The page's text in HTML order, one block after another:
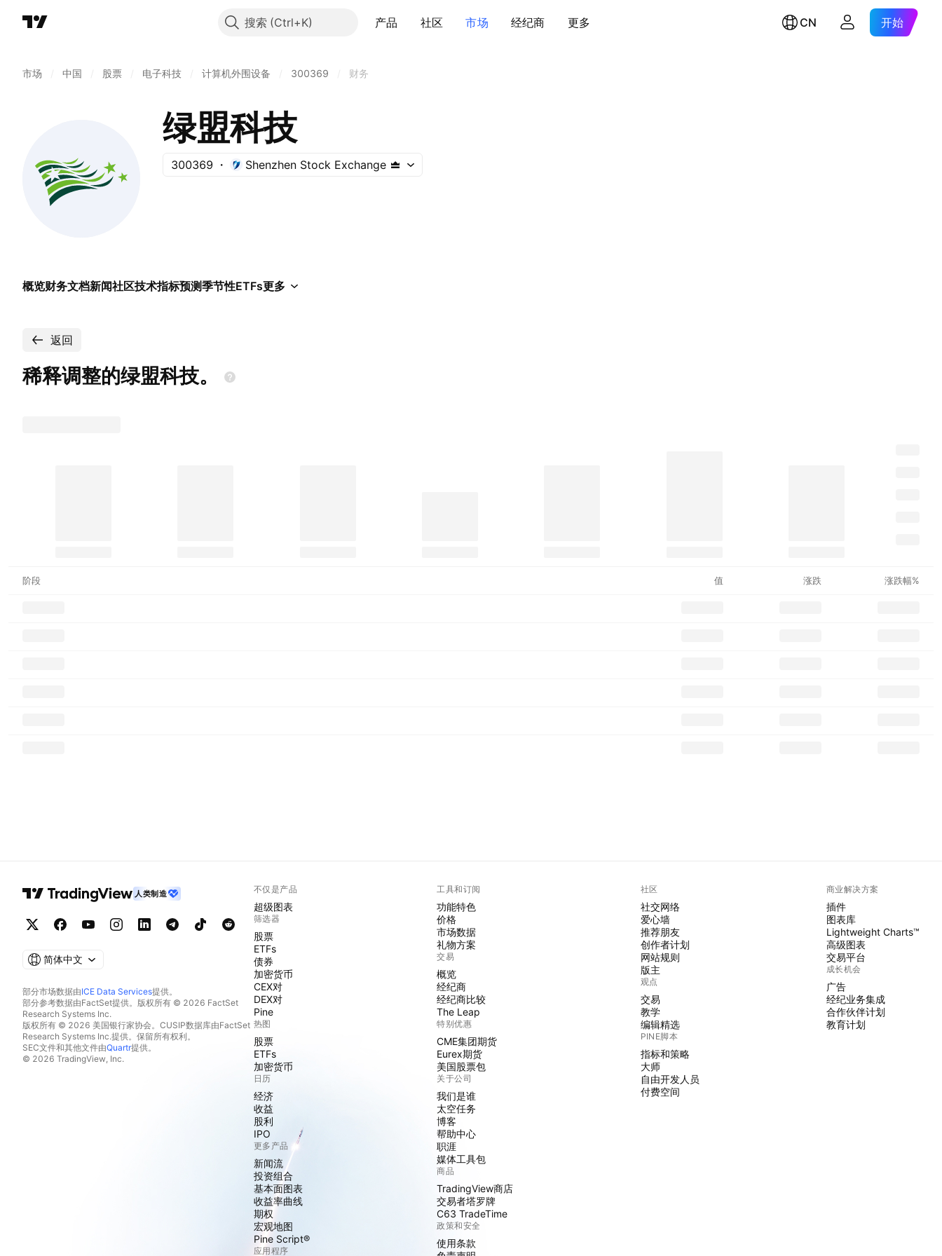
搜索 产品 社区 市场 经纪商 更多 CN 开始
市场 中国 股票 电子科技 计算机外围设备 300369 财务
绿盟科技
300369 Shenzhen Stock Exchange
概览财务文档新闻社区技术指标预测季节性ETFs更多
返回
稀释调整的绿盟科技。
阶段 值 涨跌 涨跌幅%
人类制造
简体中文
部分市场数据由ICE Data Services提供。
部分参考数据由FactSet提供。版权所有 © 2026 FactSet
Research Systems Inc.
版权所有 © 2026 美国银行家协会。CUSIP数据库由FactSet
Research Systems Inc.提供。保留所有权利。
SEC文件和其他文件由Quartr提供。
© 2026 TradingView, Inc.
不仅是产品
超级图表
筛选器
股票
ETFs
债券
加密货币
CEX对
DEX对
Pine
热图
股票
ETFs
加密货币
日历
经济
收益
股利
IPO
更多产品
新闻流
投资组合
基本面图表
收益率曲线
期权
宏观地图
Pine Script®
应用程序
工具和订阅
功能特色
价格
市场数据
礼物方案
交易
概览
经纪商
经纪商比较
The Leap
特别优惠
CME集团期货
Eurex期货
美国股票包
关于公司
我们是谁
太空任务
博客
帮助中心
职涯
媒体工具包
商品
TradingView商店
交易者塔罗牌
C63 TradeTime
政策和安全
使用条款
社区
社交网络
爱心墙
推荐朋友
创作者计划
网站规则
版主
观点
交易
教学
编辑精选
PINE脚本
指标和策略
大师
自由开发人员
付费空间
商业解决方案
插件
图表库
Lightweight Charts™
高级图表
交易平台
成长机会
广告
经纪业务集成
合作伙伴计划
教育计划